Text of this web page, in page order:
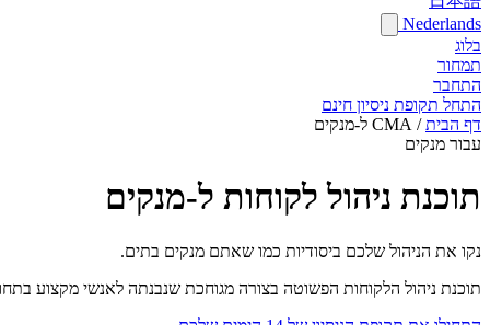
Nederlands
בלוג
תמחור
התחבר
התחל תקופת ניסיון חינם
דף הבית / CMA ל-מנקים
עבור מנקים
תוכנת ניהול לקוחות ל-מנקים
נקו את הניהול שלכם ביסודיות כמו שאתם מנקים בתים.
תוכנת ניהול הלקוחות הפשוטה בצורה מגוחכת שנבנתה לאנשי מקצוע